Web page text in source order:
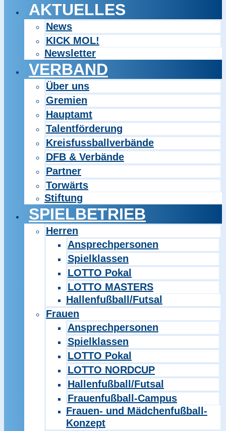
AKTUELLES
News
KICK MOL!
Newsletter
VERBAND
Über uns
Gremien
Hauptamt
Talentförderung
Kreisfussballverbände
DFB & Verbände
Partner
Torwärts
Stiftung
SPIELBETRIEB
Herren
Ansprechpersonen
Spielklassen
LOTTO Pokal
LOTTO MASTERS
Hallenfußball/Futsal
Frauen
Ansprechpersonen
Spielklassen
LOTTO Pokal
LOTTO NORDCUP
Hallenfußball/Futsal
Frauenfußball-Campus
Frauen- und Mädchenfußball-
Konzept